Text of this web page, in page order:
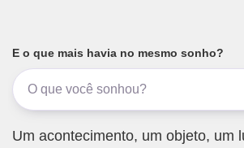
E o que mais havia no mesmo sonho?
Um acontecimento, um objeto, um